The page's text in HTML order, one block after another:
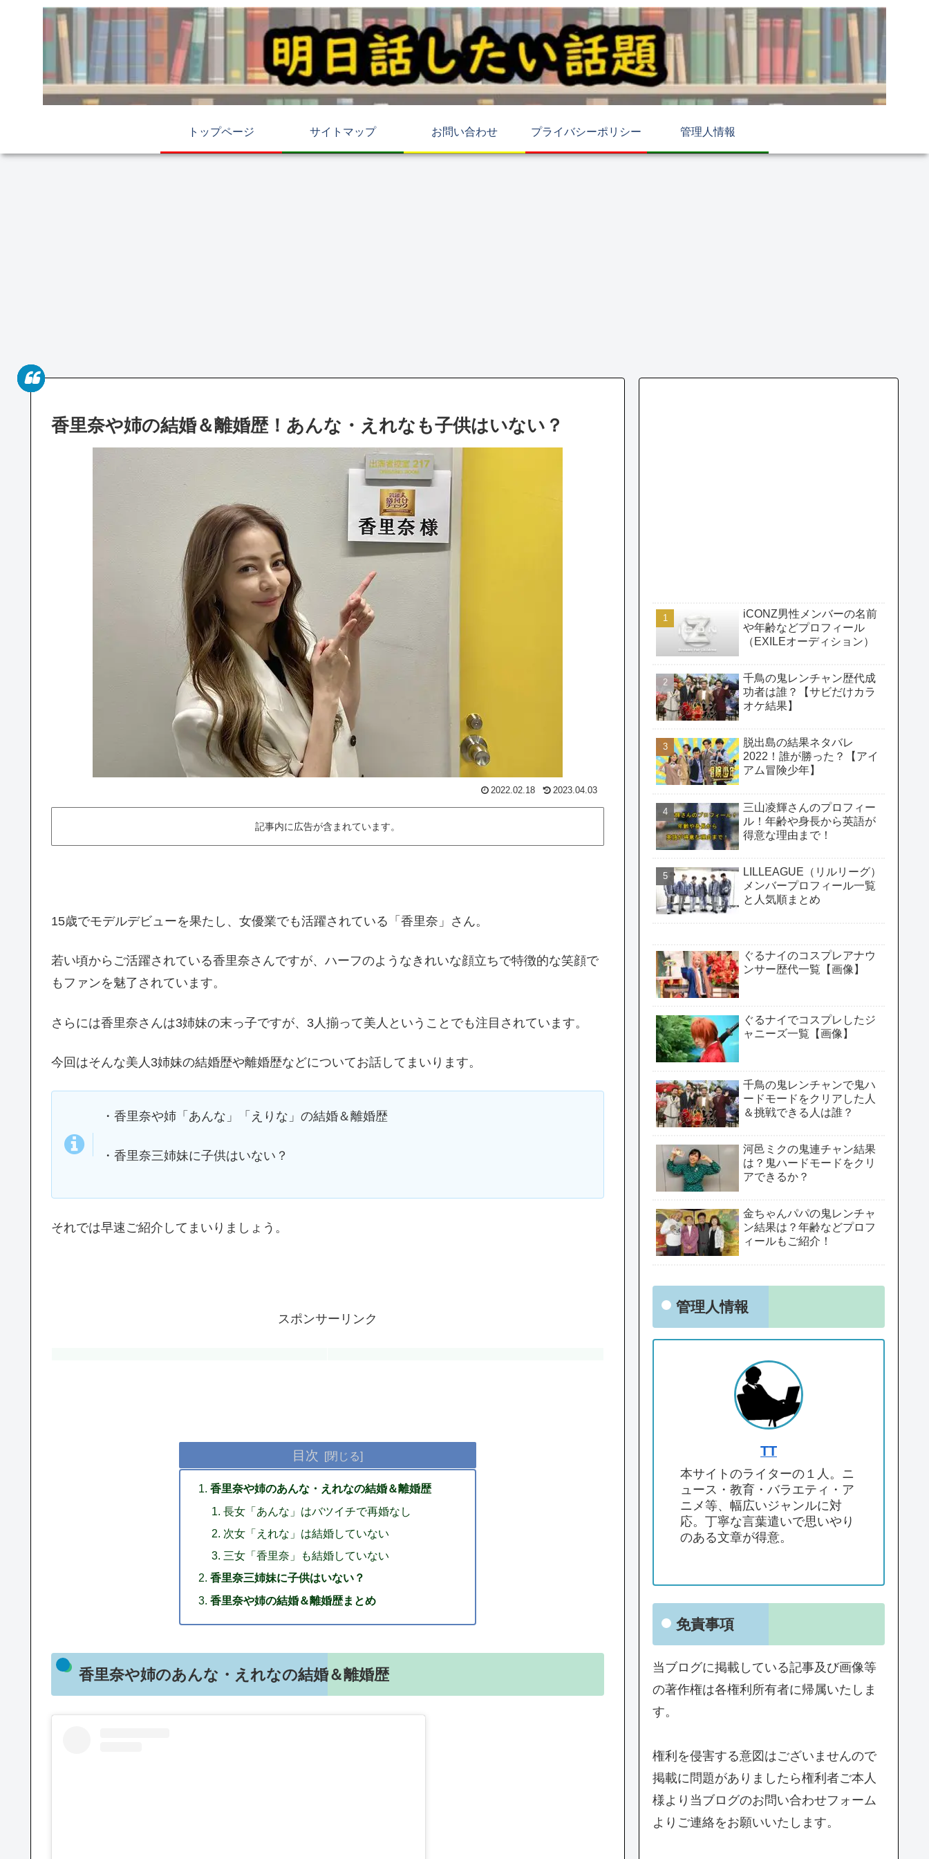
トップページ サイトマップ お問い合わせ プライバシーポリシー 管理人情報
香里奈や姉の結婚＆離婚歴！あんな・えれなも子供はいない？
2022.02.18 2023.04.03
記事内に広告が含まれています。
15歳でモデルデビューを果たし、女優業でも活躍されている「香里奈」さん。
若い頃からご活躍されている香里奈さんですが、ハーフのようなきれいな顔立ちで特徴的な笑顔で
もファンを魅了されています。
さらには香里奈さんは3姉妹の末っ子ですが、3人揃って美人ということでも注目されています。
今回はそんな美人3姉妹の結婚歴や離婚歴などについてお話してまいります。
・香里奈や姉「あんな」「えりな」の結婚＆離婚歴
・香里奈三姉妹に子供はいない？
それでは早速ご紹介してまいりましょう。
スポンサーリンク
目次
香里奈や姉のあんな・えれなの結婚＆離婚歴
長女「あんな」はバツイチで再婚なし
次女「えれな」は結婚していない
三女「香里奈」も結婚していない
香里奈三姉妹に子供はいない？
香里奈や姉の結婚＆離婚歴まとめ
香里奈や姉のあんな・えれなの結婚＆離婚歴
iCONZ男性メンバーの名前
や年齢などプロフィール
（EXILEオーディション）
千鳥の鬼レンチャン歴代成
功者は誰？【サビだけカラ
オケ結果】
脱出島の結果ネタバレ
2022！誰が勝った？【アイ
アム冒険少年】
三山凌輝さんのプロフィー
ル！年齢や身長から英語が
得意な理由まで！
LILLEAGUE（リルリーグ）
メンバープロフィール一覧
と人気順まとめ
ぐるナイのコスプレアナウ
ンサー歴代一覧【画像】
ぐるナイでコスプレしたジ
ャニーズ一覧【画像】
千鳥の鬼レンチャンで鬼ハ
ードモードをクリアした人
＆挑戦できる人は誰？
河邑ミクの鬼連チャン結果
は？鬼ハードモードをクリ
アできるか？
金ちゃんパパの鬼レンチャ
ン結果は？年齢などプロフ
ィールもご紹介！
管理人情報
TT
本サイトのライターの１人。ニ
ュース・教育・バラエティ・ア
ニメ等、幅広いジャンルに対
応。丁寧な言葉遣いで思いやり
のある文章が得意。
免責事項
当ブログに掲載している記事及び画像等
の著作権は各権利所有者に帰属いたしま
す。
権利を侵害する意図はございませんので
掲載に問題がありましたら権利者ご本人
様より当ブログのお問い合わせフォーム
よりご連絡をお願いいたします。